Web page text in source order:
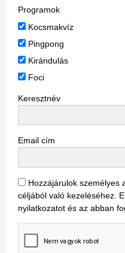
Programok
Kocsmakvíz
Pingpong
Kirándulás
Foci
Keresztnév
Email cím
Hozzájárulok személyes
céljából való kezeléséhez.
nyilatkozatot és az abban